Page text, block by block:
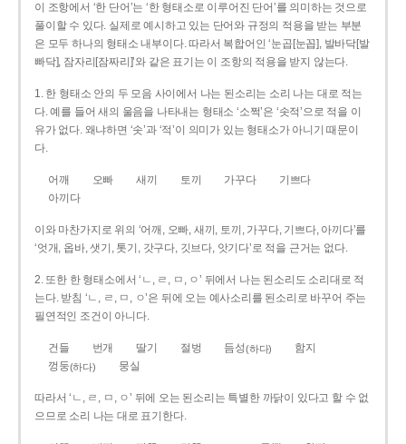
이 조항에서 ‘한 단어’는 ‘한 형태소로 이루어진 단어’를 의미하는 것으로
풀이할 수 있다. 실제로 예시하고 있는 단어와 규정의 적용을 받는 부분
은 모두 하나의 형태소 내부이다. 따라서 복합어인 ‘눈곱[눈꼽], 발바닥[발
빠닥], 잠자리[잠짜리]’와 같은 표기는 이 조항의 적용을 받지 않는다.
1. 한 형태소 안의 두 모음 사이에서 나는 된소리는 소리 나는 대로 적는
다. 예를 들어 새의 울음을 나타내는 형태소 ‘소쩍’은 ‘솟적’으로 적을 이
유가 없다. 왜냐하면 ‘솟’과 ‘적’이 의미가 있는 형태소가 아니기 때문이
다.
어깨 오빠 새끼 토끼 가꾸다
기쁘다
아끼다
이와 마찬가지로 위의 ‘어깨, 오빠, 새끼, 토끼, 가꾸다, 기쁘다, 아끼다’를
‘엇개, 옵바, 샛기, 톳기, 갓구다, 깃브다, 앗기다’로 적을 근거는 없다.
2. 또한 한 형태소에서 ‘ㄴ, ㄹ, ㅁ, ㅇ’ 뒤에서 나는 된소리도 소리대로 적
는다. 받침 ‘ㄴ, ㄹ, ㅁ, ㅇ’은 뒤에 오는 예사소리를 된소리로 바꾸어 주는
필연적인 조건이 아니다.
건들 번개 딸기 절벙 듬성(하다)
함지
껑둥(하다) 뭉실
따라서 ‘ㄴ, ㄹ, ㅁ, ㅇ’ 뒤에 오는 된소리는 특별한 까닭이 있다고 할 수 없
으므로 소리 나는 대로 표기한다.